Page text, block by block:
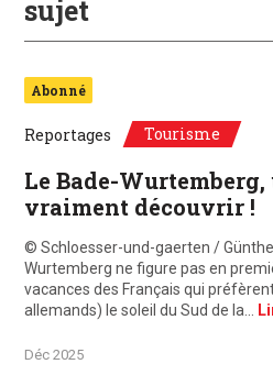
sujet
Abonné
Reportages Tourisme
Le Bade-
vraiment découvrir !
© Schloesser-und-gaerten /
Wurtemberg ne figure pas en
vacances des Français qui
allemands) le soleil du Sud de la…
Déc 2025